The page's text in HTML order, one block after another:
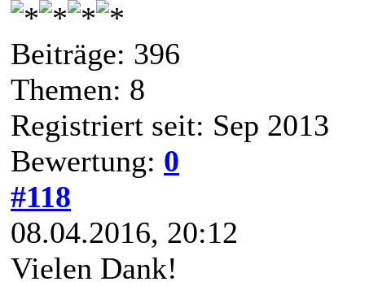
Beiträge: 396
Themen: 8
Registriert seit: Sep 2013
Bewertung: 0
#118
08.04.2016, 20:12
Vielen Dank!